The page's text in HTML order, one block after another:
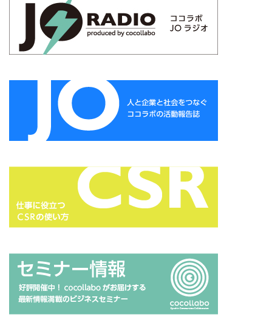
お蕎麦
カードフォルダ
カーボンニュートラル
かき氷
かさねの色目
カテゴリ1
かながわ再エネ電力利用事業者
カラーコットン
カラーサンプル
カレッジ
カレンダー
ギター
キャリアフェスタ
キントーン
グソクムズ クチロロ
クッキリ
グリーンプリンティング
クリエイティブ
クリエイティブの未来
クリエイティブプリンティング
ゲーテ
コスト削減
こども相談 こども食堂
ゴルフ
これつる コロナ
コンサルティング
ご近所ランチ
サーキュラーエコノミー